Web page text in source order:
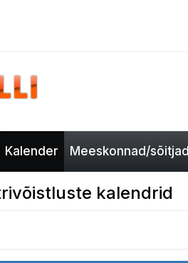
Kalender Meeskonnad/sõitjad
kalendrid